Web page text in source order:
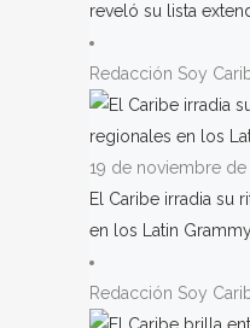
reveló su lista
Redacción Soy
19 de noviembre de
El Caribe irradia su
en los Latin
Redacción Soy